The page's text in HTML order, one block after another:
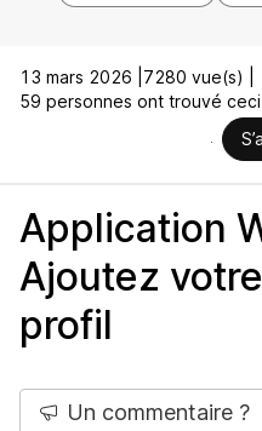
13 mars 2026 | 7280 vue(s) |
59 personnes ont trouvé
Application
Ajoutez
profil
Un commentaire ?